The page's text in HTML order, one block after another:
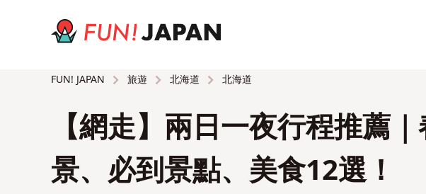
FUN! JAPAN 旅遊 北海道 北海道
【網走】兩日一夜行程推薦
景、必到景點、美食12選！